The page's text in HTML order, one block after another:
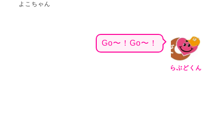
よこちゃん
らぶどくん
Go〜！Go〜！